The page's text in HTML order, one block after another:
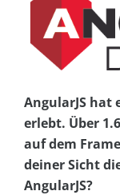
AngularJS hat
erlebt. Über
auf dem
deiner Sicht
AngularJS?